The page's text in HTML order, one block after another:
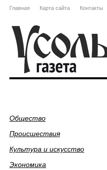
Главная Карта сайта Контакты
Общество
Происшествия
Культура и искусство
Экономика